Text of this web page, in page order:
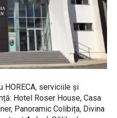
HORECA, serviciile și
Hotel Roser House, Casa
Panoramic Colibița, Divina